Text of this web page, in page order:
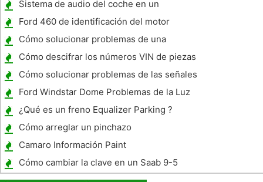
Sistema de audio del coche en un
presupuesto
Ford 460 de identificación del motor
Cómo solucionar problemas de una
transmisión automática de Chevy
Cómo descifrar los números VIN de piezas
Cómo solucionar problemas de las señales
de giro
Ford Windstar Dome Problemas de la Luz
¿Qué es un freno Equalizer Parking ?
Cómo arreglar un pinchazo
Camaro Información Paint
Cómo cambiar la clave en un Saab 9-5